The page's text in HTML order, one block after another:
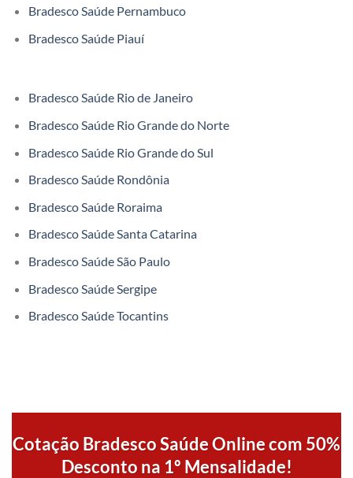
Bradesco Saúde Pernambuco
Bradesco Saúde Piauí
Bradesco Saúde Rio de Janeiro
Bradesco Saúde Rio Grande do Norte
Bradesco Saúde Rio Grande do Sul
Bradesco Saúde Rondônia
Bradesco Saúde Roraima
Bradesco Saúde Santa Catarina
Bradesco Saúde São Paulo
Bradesco Saúde Sergipe
Bradesco Saúde Tocantins
Cotação Bradesco Saúde Online com 50%
Desconto na 1º Mensalidade!